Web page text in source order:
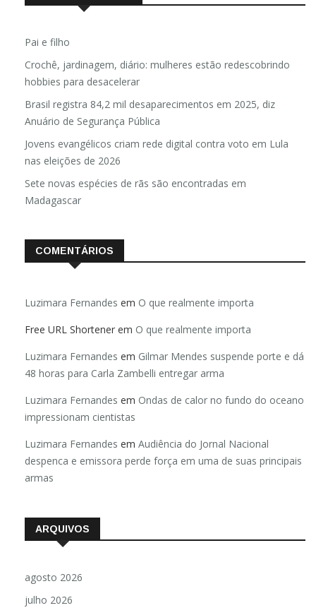
Pai e filho
Crochê, jardinagem, diário: mulheres estão redescobrindo
hobbies para desacelerar
Brasil registra 84,2 mil desaparecimentos em 2025, diz
Anuário de Segurança Pública
Jovens evangélicos criam rede digital contra voto em Lula
nas eleições de 2026
Sete novas espécies de rãs são encontradas em
Madagascar
COMENTÁRIOS
Luzimara Fernandes em O que realmente importa
Free URL Shortener em O que realmente importa
Luzimara Fernandes em Gilmar Mendes suspende porte e dá
48 horas para Carla Zambelli entregar arma
Luzimara Fernandes em Ondas de calor no fundo do oceano
impressionam cientistas
Luzimara Fernandes em Audiência do Jornal Nacional
despenca e emissora perde força em uma de suas principais
armas
ARQUIVOS
agosto 2026
julho 2026